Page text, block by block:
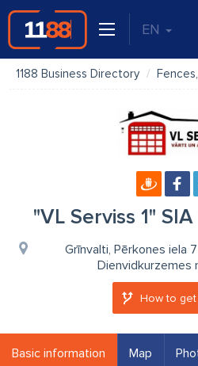
EN
1188 Business Directory
"VL Serviss 1" SIA
Grīnvalti, Pērkones iela
Dienvidkurzemes
How to get
Basic information Map